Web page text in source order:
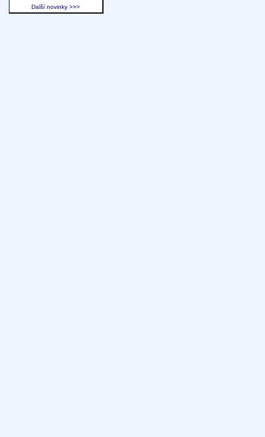
Další novinky >>>